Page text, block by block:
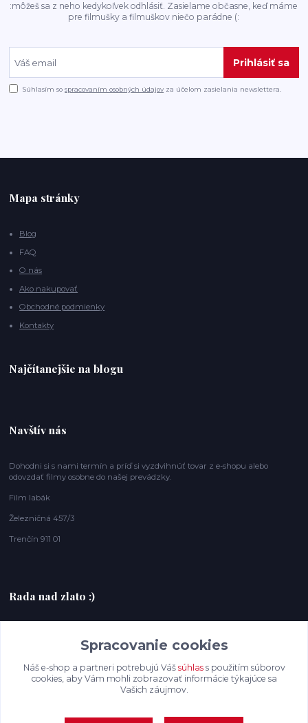
:môžeš sa z neho kedykoľvek odhlásiť. Zasielame občasne, keď máme
pre filmušky a filmuškov niečo parádne (:
Prihlásiť sa
Súhlasím sospracovaním osobných údajov za účelom zasielania newslettera.
Mapa stránky
Blog
FAQ
O nás
Ako nakupovať
Obchodné podmienky
Kontakty
Najčítanejšie na blogu
Navštív nás
Dohodni si s nami termín a príď si vyzdvihnúť tovar z e-shopu alebo
odovzdať filmy osobne do našej prevádzky.
Film labák
Železničná 457/3
Trenčín 911 01
Rada nad zlato :)
filmlabak@gmail.com
Spracovanie cookies
Náš e-shop a partneri potrebujú Váš súhlass použitím súborov
cookies, aby Vám mohli zobrazovať informácie týkajúce sa
Vašich záujmov.